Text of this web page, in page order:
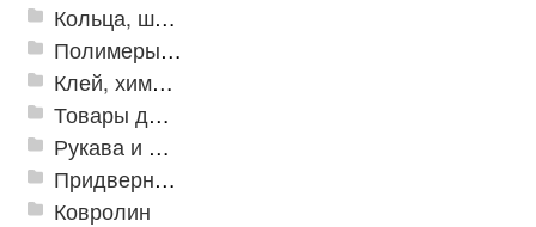
Кольца, шайбы, манжеты
Полимеры и пластики
Клей, химия, сопутствующие товары
Товары для дома
Рукава и шланги промышленные
Придверные решетки
Ковролин